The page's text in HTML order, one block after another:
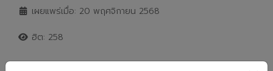
เผยแพร่เมื่อ: 20 พฤศจิกายน 2568
ฮิต: 258